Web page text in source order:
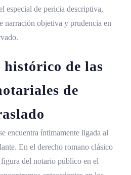
especial de pericia descriptiva,
narración objetiva y prudencia en
de las
de
encuentra íntimamente ligada al
En el derecho romano clásico
del notario público en el